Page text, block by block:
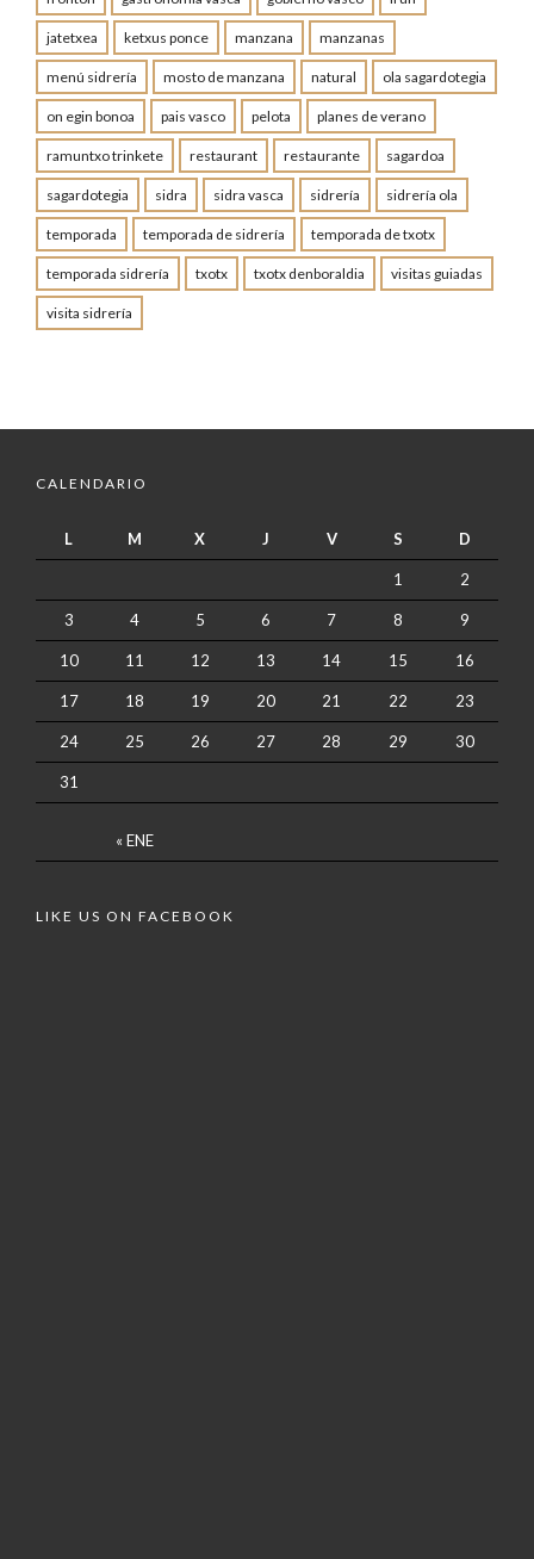
jatetxea ketxus ponce manzana manzanas
menú sidrería mosto de manzana natural ola sagardotegia
on egin bonoa pais vasco pelota planes de verano
ramuntxo trinkete restaurant restaurante sagardoa
sagardotegia sidra sidra vasca sidrería sidrería ola
temporada temporada de sidrería temporada de txotx
temporada sidrería txotx txotx denboraldia visitas guiadas
visita sidrería
CALENDARIO
L M X J V S D
« ENE
1 2
3 4 5 6 7 8 9
10 11 12 13 14 15 16
17 18 19 20 21 22 23
24 25 26 27 28 29 30
31
LIKE US ON FACEBOOK